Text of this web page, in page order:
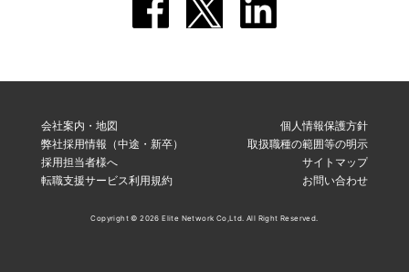
会社案内・地図
弊社採用情報（中途・新卒）
採用担当者様へ
転職支援サービス利用規約
個人情報保護方針
取扱職種の範囲等の明示
サイトマップ
お問い合わせ
Copyright © 2026 Elite Network Co,Ltd. All Right Reserved.